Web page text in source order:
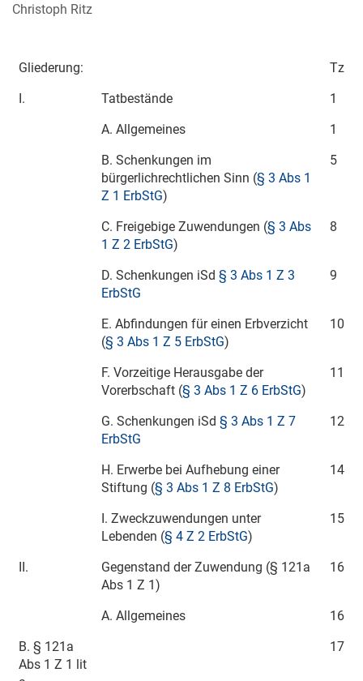
Christoph Ritz
Gliederung:
Tz
I.
Tatbestände
1
A. Allgemeines
1
B. Schenkungen im
bürgerlichrechtlichen Sinn (§ 3 Abs 1
Z 1 ErbStG)
5
C. Freigebige Zuwendungen (§ 3 Abs
1 Z 2 ErbStG)
8
D. Schenkungen iSd § 3 Abs 1 Z 3
ErbStG
9
E. Abfindungen für einen Erbverzicht
(§ 3 Abs 1 Z 5 ErbStG)
10
F. Vorzeitige Herausgabe der
Vorerbschaft (§ 3 Abs 1 Z 6 ErbStG)
11
G. Schenkungen iSd § 3 Abs 1 Z 7
ErbStG
12
H. Erwerbe bei Aufhebung einer
Stiftung (§ 3 Abs 1 Z 8 ErbStG)
14
I. Zweckzuwendungen unter
Lebenden (§ 4 Z 2 ErbStG)
15
II.
Gegenstand der Zuwendung (§ 121a
Abs 1 Z 1)
16
A. Allgemeines
16
B. § 121a
Abs 1 Z 1 lit
17